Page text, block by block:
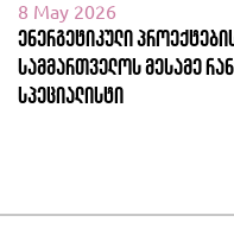
8 May 2026
ენერგეტიკული
სამმართველოს მესამე
სპეციალისტი